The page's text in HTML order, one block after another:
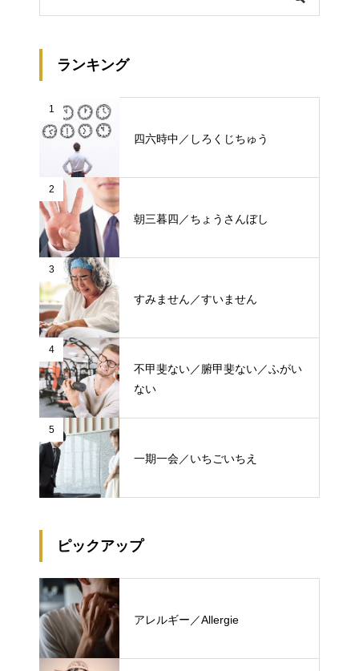
ランキング
1
四六時中／しろくじちゅう
2
朝三暮四／ちょうさんぼし
3
すみません／すいません
4
不甲斐ない／腑甲斐ない／ふがい
ない
5
一期一会／いちごいちえ
ピックアップ
アレルギー／Allergie